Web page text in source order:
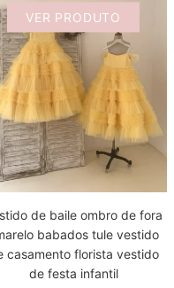
VER PRODUTO
de baile ombro de fora
babados tule vestido
casamento florista vestido
de festa infantil